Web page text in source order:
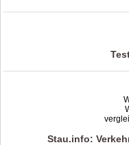
Dreieck Starnberg: Stau,
Stau.info: